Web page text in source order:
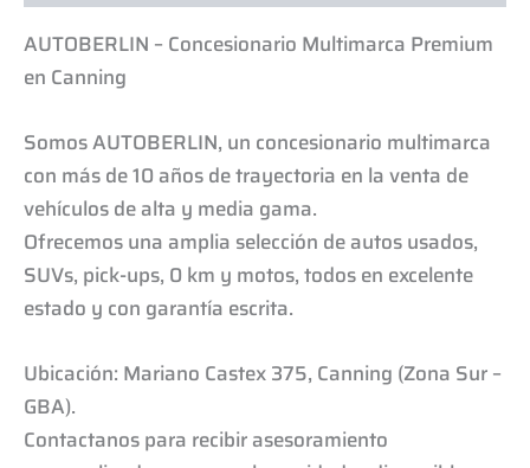
AUTOBERLIN – Concesionario Multimarca Premium
en Canning
Somos AUTOBERLIN, un concesionario multimarca
con más de 10 años de trayectoria en la venta de
vehículos de alta y media gama.
Ofrecemos una amplia selección de autos usados,
SUVs, pick-ups, 0 km y motos, todos en excelente
estado y con garantía escrita.
Ubicación: Mariano Castex 375, Canning (Zona Sur –
GBA).
Contactanos para recibir asesoramiento